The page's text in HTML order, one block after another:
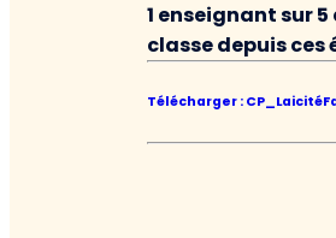
1 enseignant sur
classe depuis
Télécharger :